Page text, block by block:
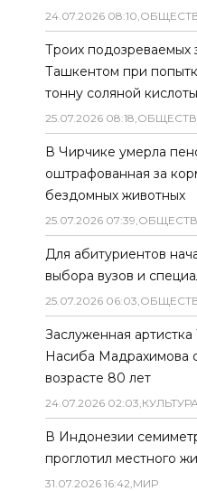
24.07.2026 08:10,
Троих подозреваемых
Ташкентом при
тонну соляной кислоты
25.07.2026 08:18,
В Чирчике умерла
оштрафованная за
бездомных животных
25.07.2026 07:39,
Для абитуриентов
выбора вузов и
25.07.2026 06:03,
Заслуженная артистка
Насиба Мадрахимова
возрасте 80 лет
24.07.2026 02:03,
В Индонезии
проглотил местного
31.07.2026 16:42,МИР